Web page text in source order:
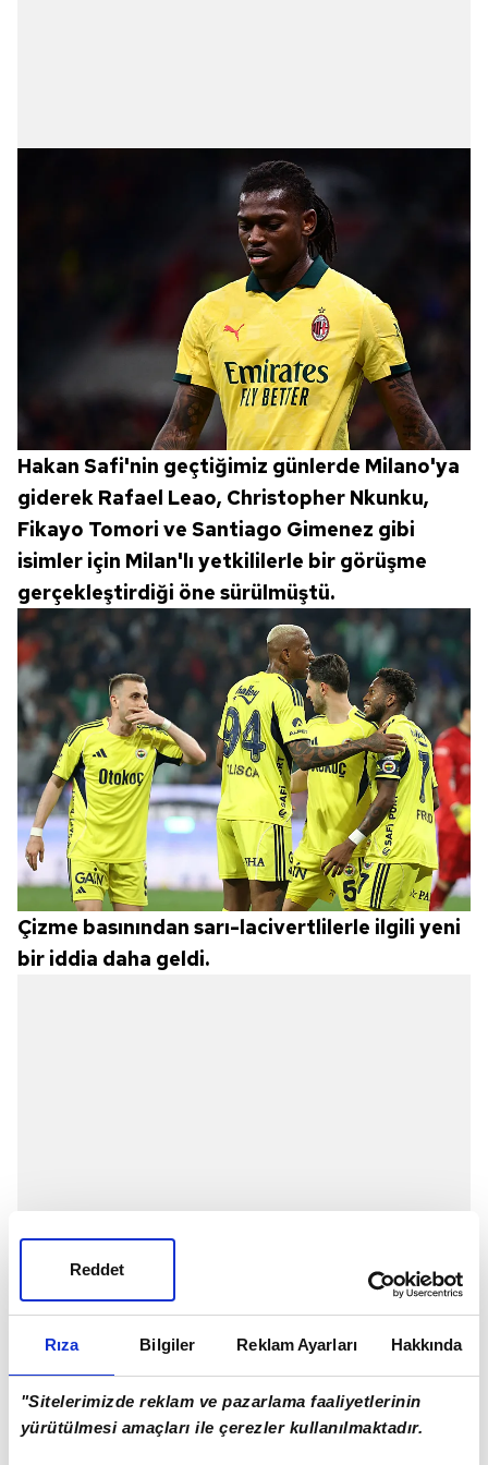
Rıza Bilgiler Reklam Ayarları Hakkında
"Sitelerimizde reklam ve pazarlama faaliyetlerinin
yürütülmesi amaçları ile çerezler kullanılmaktadır.
Reddet
Hakan Safi'nin geçtiğimiz günlerde Milano'ya
giderek Rafael Leao, Christopher Nkunku,
Fikayo Tomori ve Santiago Gimenez gibi
isimler için Milan'lı yetkililerle bir görüşme
gerçekleştirdiği öne sürülmüştü.
Çizme basınından sarı-lacivertlilerle ilgili yeni
bir iddia daha geldi.